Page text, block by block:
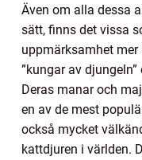
Även om alla dessa
sätt, finns det vissa
uppmärksamhet
”kungar av
Deras manar och
en av de mest
också mycket
kattdjuren i världen.